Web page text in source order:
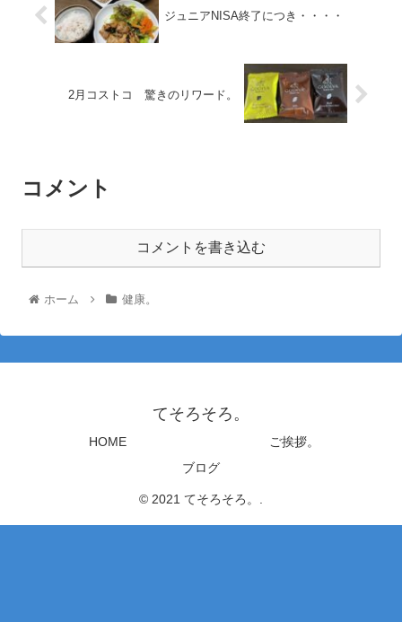
ジュニアNISA終了につき・・・・
2月コストコ 驚きのリワード。
コメント
コメントを書き込む
ホーム 健康。
てそろそろ。
HOME
ご挨拶。
ブログ
© 2021 てそろそろ。.